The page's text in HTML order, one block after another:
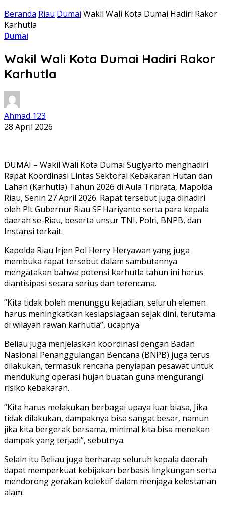
Beranda Riau Dumai Wakil Wali Kota Dumai Hadiri Rakor
Karhutla
Dumai
Wakil Wali Kota Dumai Hadiri Rakor
Karhutla
Ahmad 123
28 April 2026
DUMAI – Wakil Wali Kota Dumai Sugiyarto menghadiri
Rapat Koordinasi Lintas Sektoral Kebakaran Hutan dan
Lahan (Karhutla) Tahun 2026 di Aula Tribrata, Mapolda
Riau, Senin 27 April 2026. Rapat tersebut juga dihadiri
oleh Plt Gubernur Riau SF Hariyanto serta para kepala
daerah se-Riau, beserta unsur TNI, Polri, BNPB, dan
Instansi terkait.
Kapolda Riau Irjen Pol Herry Heryawan yang juga
membuka rapat tersebut dalam sambutannya
mengatakan bahwa potensi karhutla tahun ini harus
diantisipasi secara serius dan terencana.
“Kita tidak boleh menunggu kejadian, seluruh elemen
harus meningkatkan kesiapsiagaan sejak dini, terutama
di wilayah rawan karhutla”, ucapnya.
Beliau juga menjelaskan koordinasi dengan Badan
Nasional Penanggulangan Bencana (BNPB) juga terus
dilakukan, termasuk rencana penyiapan pesawat untuk
mendukung operasi hujan buatan guna mengurangi
risiko kebakaran.
“Kita harus melakukan berbagai upaya luar biasa, Jika
tidak dilakukan, dampaknya bisa sangat besar, namun
jika kita bergerak bersama, minimal kita bisa menekan
dampak yang terjadi”, sebutnya.
Selain itu Beliau juga berharap seluruh kepala daerah
dapat memperkuat kebijakan berbasis lingkungan serta
mendorong gerakan kolektif dalam menjaga kelestarian
alam.